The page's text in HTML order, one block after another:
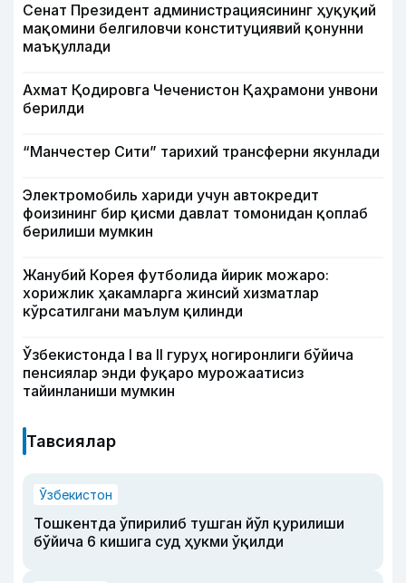
Сенат Президент администрациясининг ҳуқуқий
мақомини белгиловчи конституциявий қонунни
маъқуллади
Ахмат Қодировга Чеченистон Қаҳрамони унвони
берилди
“Манчестер Сити” тарихий трансферни якунлади
Электромобиль хариди учун автокредит
фоизининг бир қисми давлат томонидан қоплаб
берилиши мумкин
Жанубий Корея футболида йирик можаро:
хорижлик ҳакамларга жинсий хизматлар
кўрсатилгани маълум қилинди
Ўзбекистонда I ва II гуруҳ ногиронлиги бўйича
пенсиялар энди фуқаро мурожаатисиз
тайинланиши мумкин
Тавсиялар
Ўзбекистон
Тошкентда ўпирилиб тушган йўл қурилиши
бўйича 6 кишига суд ҳукми ўқилди